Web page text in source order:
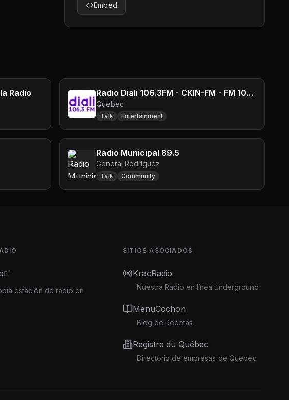
Embed
Radio Radio Diali 106.3FM - CKIN-FM - FM 106.3 - Montreal, QC
Quebec
Talk Entertainment
Radio Municipal 89.5
General Rodríguez
Talk Community
estación de radio en
SITIOS ASOCIADOS
KracRadio
Nuestra Radio en línea underground
MenuCochon
Blog de Recetas
Registre du Québec
Directorio de empresas de Quebec